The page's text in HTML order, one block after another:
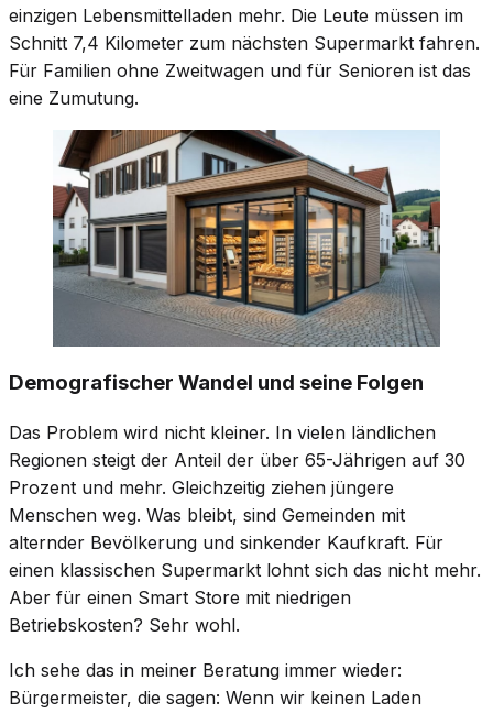
einzigen Lebensmittelladen mehr. Die Leute müssen im
Schnitt 7,4 Kilometer zum nächsten Supermarkt fahren.
Für Familien ohne Zweitwagen und für Senioren ist das
eine Zumutung.
Demografischer Wandel und seine Folgen
Das Problem wird nicht kleiner. In vielen ländlichen
Regionen steigt der Anteil der über 65-Jährigen auf 30
Prozent und mehr. Gleichzeitig ziehen jüngere
Menschen weg. Was bleibt, sind Gemeinden mit
alternder Bevölkerung und sinkender Kaufkraft. Für
einen klassischen Supermarkt lohnt sich das nicht mehr.
Aber für einen Smart Store mit niedrigen
Betriebskosten? Sehr wohl.
Ich sehe das in meiner Beratung immer wieder:
Bürgermeister, die sagen: Wenn wir keinen Laden